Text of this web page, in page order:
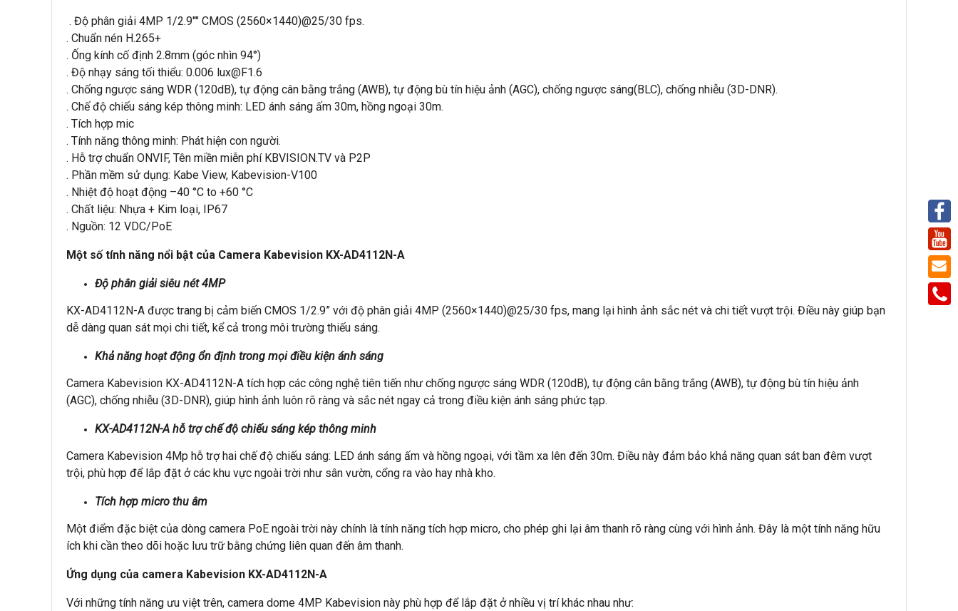
. Độ phân giải 4MP 1/2.9"" CMOS (2560×1440)@25/30 fps.
. Chuẩn nén H.265+
. Ống kính cố định 2.8mm (góc nhìn 94°)
. Độ nhạy sáng tối thiểu: 0.006 lux@F1.6
. Chống ngược sáng WDR (120dB), tự động cân bằng trắng (AWB), tự động bù tín hiệu ảnh (AGC), chống ngược sáng(BLC), chống nhiễu (3D-DNR).
. Chế độ chiếu sáng kép thông minh: LED ánh sáng ấm 30m, hồng ngoại 30m.
. Tích hợp mic
. Tính năng thông minh: Phát hiện con người.
. Hỗ trợ chuẩn ONVIF, Tên miền miễn phí KBVISION.TV và P2P
. Phần mềm sử dụng: Kabe View, Kabevision-V100
. Nhiệt độ hoạt động –40 °C to +60 °C
. Chất liệu: Nhựa + Kim loại, IP67
. Nguồn: 12 VDC/PoE
Một số tính năng nổi bật của Camera Kabevision KX-AD4112N-A
Độ phân giải siêu nét 4MP
KX-AD4112N-A được trang bị cảm biến CMOS 1/2.9” với độ phân giải 4MP (2560×1440)@25/30 fps, mang lại hình ảnh sắc nét và chi tiết vượt trội. Điều này giúp bạn
dễ dàng quan sát mọi chi tiết, kể cả trong môi trường thiếu sáng.
Khả năng hoạt động ổn định trong mọi điều kiện ánh sáng
Camera Kabevision KX-AD4112N-A tích hợp các công nghệ tiên tiến như chống ngược sáng WDR (120dB), tự động cân bằng trắng (AWB), tự động bù tín hiệu ảnh
(AGC), chống nhiễu (3D-DNR), giúp hình ảnh luôn rõ ràng và sắc nét ngay cả trong điều kiện ánh sáng phức tạp.
KX-AD4112N-A hỗ trợ chế độ chiếu sáng kép thông minh
Camera Kabevision 4Mp hỗ trợ hai chế độ chiếu sáng: LED ánh sáng ấm và hồng ngoại, với tầm xa lên đến 30m. Điều này đảm bảo khả năng quan sát ban đêm vượt
trội, phù hợp để lắp đặt ở các khu vực ngoài trời như sân vườn, cổng ra vào hay nhà kho.
Tích hợp micro thu âm
Một điểm đặc biệt của dòng camera PoE ngoài trời này chính là tính năng tích hợp micro, cho phép ghi lại âm thanh rõ ràng cùng với hình ảnh. Đây là một tính năng hữu
ích khi cần theo dõi hoặc lưu trữ bằng chứng liên quan đến âm thanh.
Ứng dụng của camera Kabevision KX-AD4112N-A
Với những tính năng ưu việt trên, camera dome 4MP Kabevision này phù hợp để lắp đặt ở nhiều vị trí khác nhau như: